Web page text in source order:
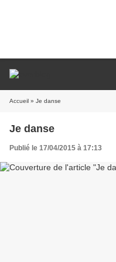
Accueil » Je danse
Je danse
Publié le 17/04/2015 à 17:13